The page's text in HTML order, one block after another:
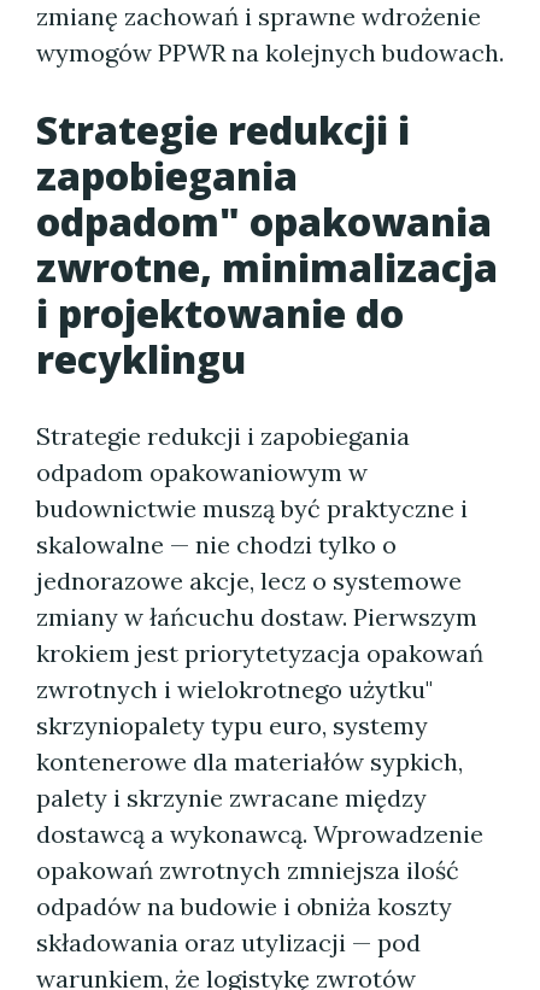
zmianę zachowań i sprawne wdrożenie
wymogów PPWR na kolejnych budowach.
Strategie redukcji i
zapobiegania
odpadom" opakowania
zwrotne, minimalizacja
i projektowanie do
recyklingu
Strategie redukcji i zapobiegania
odpadom opakowaniowym w
budownictwie muszą być praktyczne i
skalowalne — nie chodzi tylko o
jednorazowe akcje, lecz o systemowe
zmiany w łańcuchu dostaw. Pierwszym
krokiem jest priorytetyzacja opakowań
zwrotnych i wielokrotnego użytku"
skrzyniopalety typu euro, systemy
kontenerowe dla materiałów sypkich,
palety i skrzynie zwracane między
dostawcą a wykonawcą. Wprowadzenie
opakowań zwrotnych zmniejsza ilość
odpadów na budowie i obniża koszty
składowania oraz utylizacji — pod
warunkiem, że logistykę zwrotów